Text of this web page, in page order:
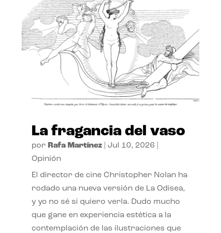
La fragancia del vaso
por Rafa Martínez| Jul 10, 2026
Opinión
El director de cine Christopher Nolan ha
rodado una nueva versión de La Odisea,
y yo no sé si quiero verla. Dudo mucho
que gane en experiencia estética a la
contemplación de las ilustraciones que